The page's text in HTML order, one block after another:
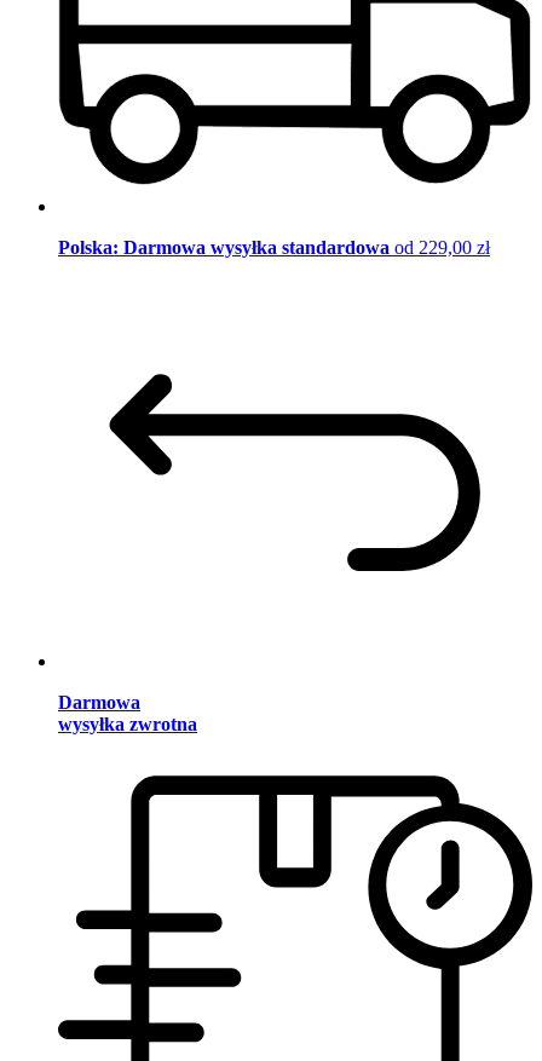
Polska: Darmowa wysyłka standardowa od 229,00 zł
Darmowa
wysyłka zwrotna